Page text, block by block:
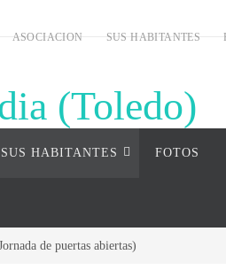
ASOCIACION SUS HABITANTES
(Toledo)
(Toledo)
SUS HABITANTES FOTOS
de puertas abiertas)